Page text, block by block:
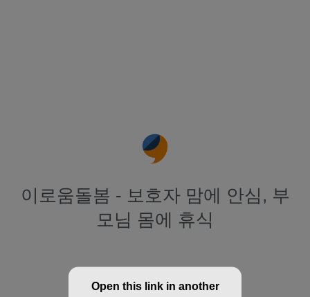
이로움돌봄 - 보호자 맘에 안심, 부
모님 몸에 휴식